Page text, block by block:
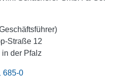
Straße 12
der Pfalz
685-0